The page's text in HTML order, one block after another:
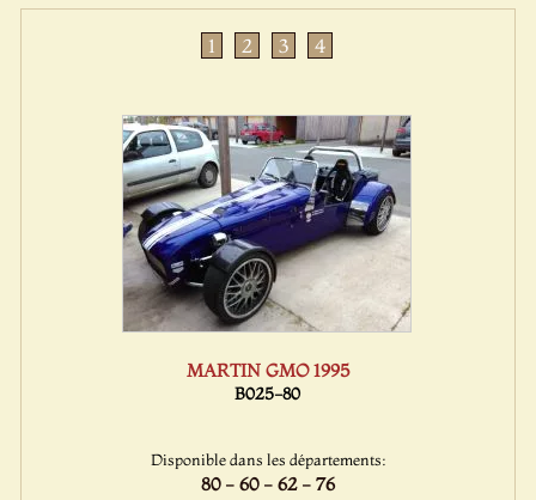
1 2 3 4
MARTIN GMO 1995
B025-80
Disponible dans les départements:
80 - 60 - 62 - 76